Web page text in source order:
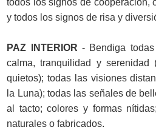
todos los signos de cooperación,
y todos los signos de risa y
PAZ INTERIOR - Bendiga
calma, tranquilidad y
quietos); todas las visiones
la Luna); todas las señales de
al tacto; colores y formas
naturales o fabricados.